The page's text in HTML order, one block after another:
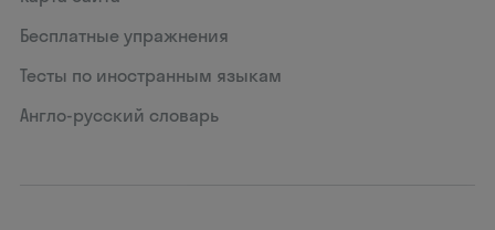
Бесплатные упражнения
Тесты по иностранным языкам
Англо-русский словарь